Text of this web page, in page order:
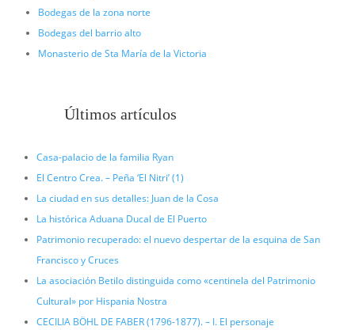
Bodegas de la zona norte
Bodegas del barrio alto
Monasterio de Sta María de la Victoria
Últimos artículos
Casa-palacio de la familia Ryan
El Centro Crea. – Peña ‘El Nitri’ (1)
La ciudad en sus detalles: Juan de la Cosa
La histórica Aduana Ducal de El Puerto
Patrimonio recuperado: el nuevo despertar de la esquina de San
Francisco y Cruces
La asociación Betilo distinguida como «centinela del Patrimonio
Cultural» por Hispania Nostra
CECILIA BÖHL DE FABER (1796-1877). – I. El personaje